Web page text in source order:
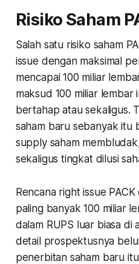
Risiko Saham
Salah satu risiko saham
issue dengan maksimal
mencapai 100 miliar
maksud 100 miliar lembar
bertahap atau sekaligus.
saham baru sebanyak itu
supply saham
sekaligus tingkat dilusi
Rencana right issue
paling banyak 100 miliar
dalam RUPS luar biasa di
detail prospektusnya
penerbitan saham baru